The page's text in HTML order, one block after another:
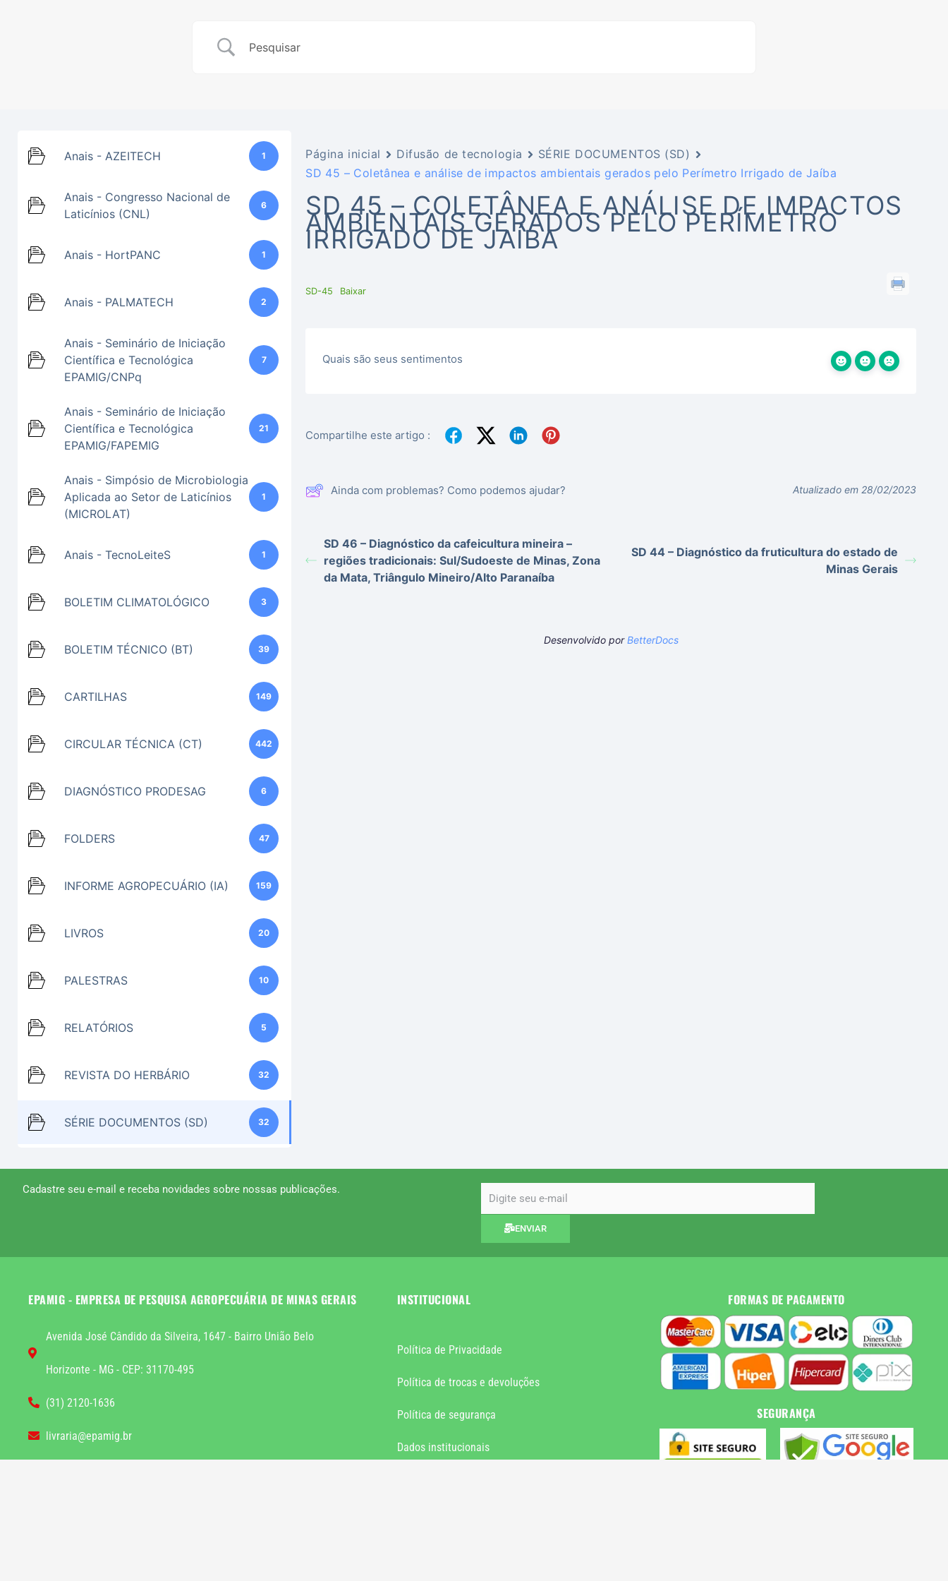
Anais - AZEITECH 1
Anais - Congresso Nacional de
Laticínios (CNL)
6
Anais - HortPANC 1
Anais - PALMATECH 2
Anais - Seminário de Iniciação
Científica e Tecnológica
EPAMIG/CNPq
7
Anais - Seminário de Iniciação
Científica e Tecnológica
EPAMIG/FAPEMIG
21
Anais - Simpósio de Microbiologia
Aplicada ao Setor de Laticínios
(MICROLAT)
1
Anais - TecnoLeiteS 1
BOLETIM CLIMATOLÓGICO 3
BOLETIM TÉCNICO (BT) 39
CARTILHAS 149
CIRCULAR TÉCNICA (CT) 442
DIAGNÓSTICO PRODESAG 6
FOLDERS 47
INFORME AGROPECUÁRIO (IA) 159
LIVROS 20
PALESTRAS 10
RELATÓRIOS 5
REVISTA DO HERBÁRIO 32
SÉRIE DOCUMENTOS (SD) 32
Página inicial Difusão de tecnologia
SÉRIE DOCUMENTOS (SD)
SD 45 – Coletânea e análise de impactos ambientais gerados pelo Perímetro Irrigado de Jaíba
SD 45 – COLETÂNEA E ANÁLISE DE IMPACTOS
AMBIENTAIS GERADOS PELO PERÍMETRO
IRRIGADO DE JAÍBA
SD-45 Baixar
Quais são seus sentimentos
Compartilhe este artigo :
Ainda com problemas? Como podemos ajudar? Atualizado em 28/02/2023
SD 46 – Diagnóstico da cafeicultura mineira –
regiões tradicionais: Sul/Sudoeste de Minas, Zona
da Mata, Triângulo Mineiro/Alto Paranaíba
SD 44 – Diagnóstico da fruticultura do estado de
Minas Gerais
Desenvolvido porBetterDocs
Cadastre seu e-mail e receba novidades sobre nossas publicações.
ENVIAR
EPAMIG - EMPRESA DE PESQUISA AGROPECUÁRIA DE MINAS GERAIS
Avenida José Cândido da Silveira, 1647 - Bairro União Belo
Horizonte - MG - CEP: 31170-495
(31) 2120-1636
livraria@epamig.br
INSTITUCIONAL
Política de Privacidade
Política de trocas e devoluções
Política de segurança
Dados institucionais
FORMAS DE PAGAMENTO
SEGURANÇA